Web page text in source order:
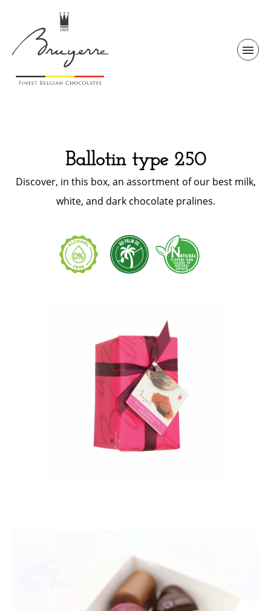
Ballotin type 250
Discover, in this box, an assortment of our best milk,
white, and dark chocolate pralines.